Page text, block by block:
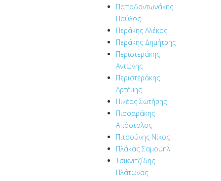
Παπαδαντωνάκης
Παύλος
Περάκης Αλέκος
Περάκης Δημήτρης
Περιστεράκης
Αντώνης
Περιστεράκης
Αρτέμης
Πικέας Σωτήρης
Πισσαράκης
Απόστολος
Πιτσούνης Νίκος
Πλάκας Σαμουήλ
Τσικνιτζίδης
Πλάτωνας